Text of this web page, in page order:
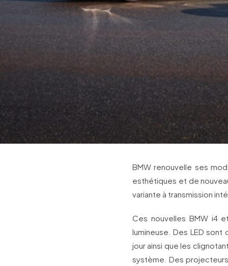
BMW renouvelle ses
esthétiques et de
variante à transmission
Ces nouvelles BMW i4
lumineuse. Des LED
jour ainsi que les
système. Des